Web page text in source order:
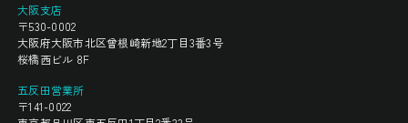
大阪支店
〒530-0002
大阪府大阪市北区曾根崎新地2丁目3番3号
桜橋西ビル 8F
五反田営業所
〒141-0022